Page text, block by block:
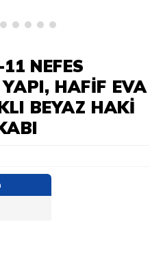
NEFES
HAFIF EVA
BEYAZ HAKI